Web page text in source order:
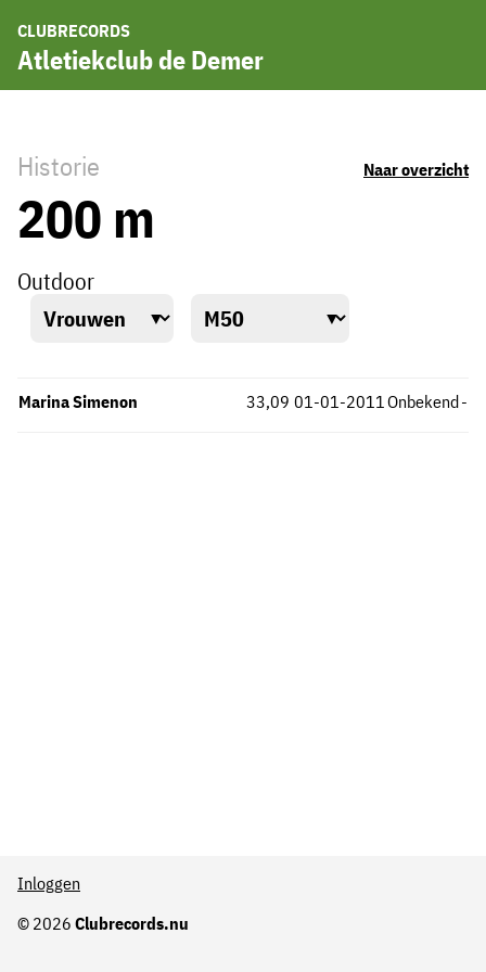
CLUBRECORDS
Atletiekclub de Demer
Historie Naar overzicht
200 m
Outdoor
Marina Simenon Onbekend
33,09 -
01-01-2011
© 2026 Clubrecords.nu
Inloggen